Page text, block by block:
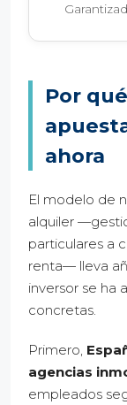
Por
ahora
El modelo de
alquiler
particulares a
renta— lleva
inversor se ha
concretas.
Primero,
agencias
empleados